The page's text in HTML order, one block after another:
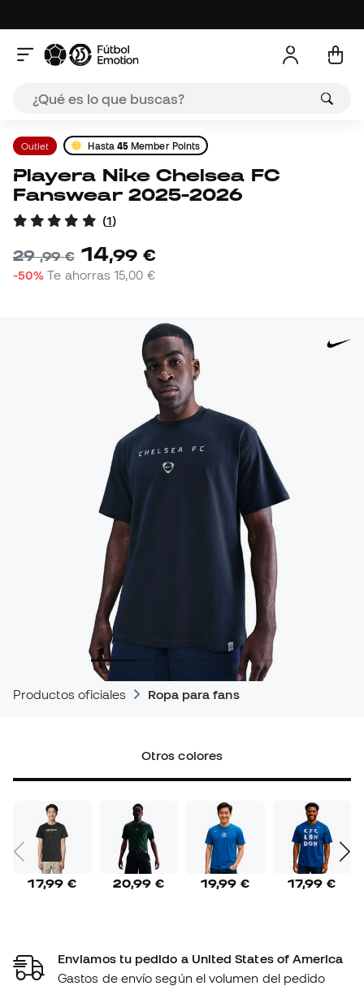
Outlet Hasta 45 Member Points
Playera Nike Chelsea FC
Fanswear 2025-2026
(1)
29,99 € 14,99 €
-50% Te ahorras15,00 €
Productos oficiales Ropa para fans
Otros colores
17,99 € 20,99 € 19,99 € 17,99 €
Enviamos tu pedido a United States of America
Gastos de envío según el volumen del pedido